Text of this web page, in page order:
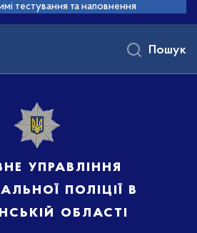
тестування та наповнення
управління
поліції в
області
Пошук